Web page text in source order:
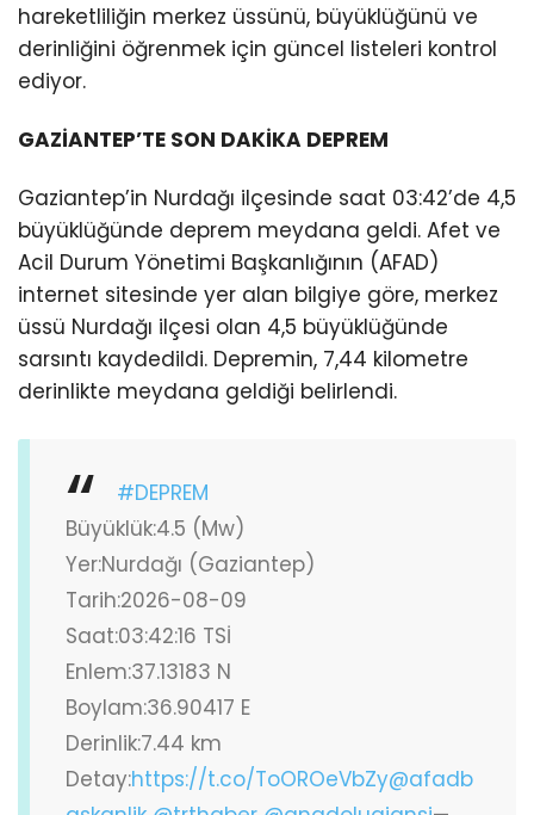
hareketliliğin merkez üssünü, büyüklüğünü ve
derinliğini öğrenmek için güncel listeleri kontrol
ediyor.
GAZİANTEP’TE SON DAKİKA DEPREM
Gaziantep’in Nurdağı ilçesinde saat 03:42’de 4,5
büyüklüğünde deprem meydana geldi. Afet ve
Acil Durum Yönetimi Başkanlığının (AFAD)
internet sitesinde yer alan bilgiye göre, merkez
üssü Nurdağı ilçesi olan 4,5 büyüklüğünde
sarsıntı kaydedildi. Depremin, 7,44 kilometre
derinlikte meydana geldiği belirlendi.
#DEPREM
Büyüklük:4.5 (Mw)
Yer:Nurdağı (Gaziantep)
Tarih:2026-08-09
Saat:03:42:16 TSİ
Enlem:37.13183 N
Boylam:36.90417 E
Derinlik:7.44 km
Detay:https://t.co/ToOROeVbZy@afadb